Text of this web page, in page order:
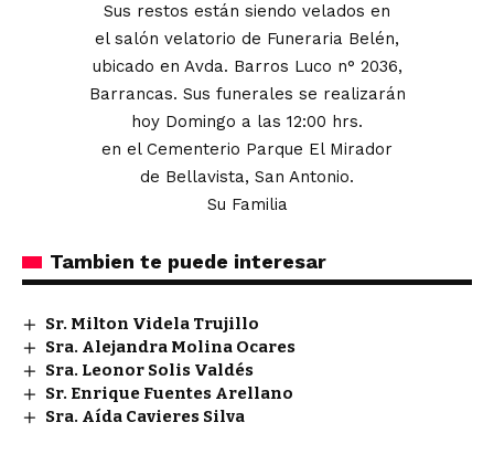
Sus restos están siendo velados en
el salón velatorio de Funeraria Belén,
ubicado en Avda. Barros Luco n° 2036,
Barrancas. Sus funerales se realizarán
hoy Domingo a las 12:00 hrs.
en el Cementerio Parque El Mirador
de Bellavista, San Antonio.
Su Familia
Tambien te puede interesar
Sr. Milton Videla Trujillo
Sra. Alejandra Molina Ocares
Sra. Leonor Solis Valdés
Sr. Enrique Fuentes Arellano
Sra. Aída Cavieres Silva